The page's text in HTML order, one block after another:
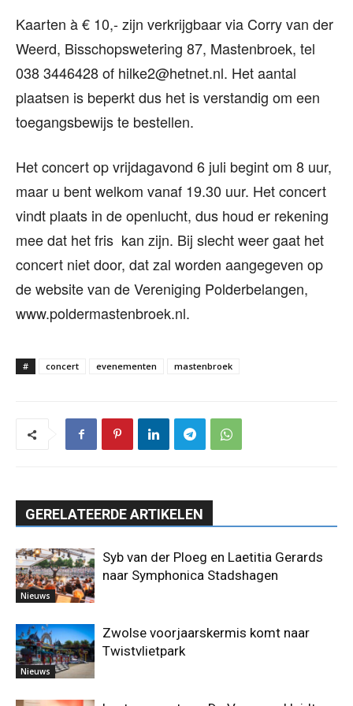
Kaarten à € 10,- zijn verkrijgbaar via Corry van der
Weerd, Bisschopswetering 87, Mastenbroek, tel
038 3446428 of hilke2@hetnet.nl. Het aantal
plaatsen is beperkt dus het is verstandig om een
toegangsbewijs te bestellen.
Het concert op vrijdagavond 6 juli begint om 8 uur,
maar u bent welkom vanaf 19.30 uur. Het concert
vindt plaats in de openlucht, dus houd er rekening
mee dat het fris kan zijn. Bij slecht weer gaat het
concert niet door, dat zal worden aangegeven op
de website van de Vereniging Polderbelangen,
www.poldermastenbroek.nl.
# concert evenementen mastenbroek
GERELATEERDE ARTIKELEN
Nieuws
Syb van der Ploeg en Laetitia Gerards
naar Symphonica Stadshagen
Nieuws
Zwolse voorjaarskermis komt naar
Twistvlietpark